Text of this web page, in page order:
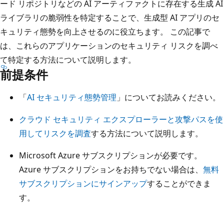
ード リポジトリなどの AI アーティファクトに存在する生成 AI
ライブラリの脆弱性を特定することで、生成型 AI アプリのセ
キュリティ態勢を向上させるのに役立ちます。 この記事で
は、これらのアプリケーションのセキュリティ リスクを調べ
て特定する方法について説明します。
前提条件
「AI セキュリティ態勢管理 」についてお読みください。
クラウド セキュリティ エクスプローラーと攻撃パスを使
用してリスクを調査する方法について説明します。
Microsoft Azure サブスクリプションが必要です。
Azure サブスクリプションをお持ちでない場合は、 無料
サブスクリプションにサインアップすることができま
す。